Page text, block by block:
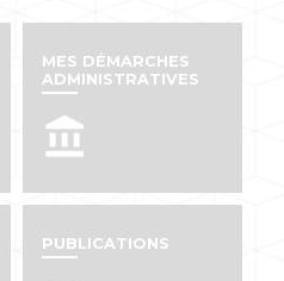
MES DÉMARCHES
ADMINISTRATIVES
account_balance
PUBLICATIONS